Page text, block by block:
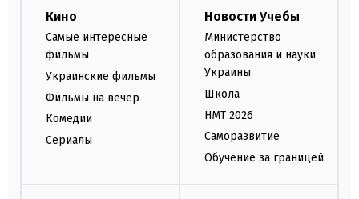
Кино
Самые интересные
фильмы
Украинские фильмы
Фильмы на вечер
Комедии
Сериалы
Новости Учебы
Министерство
образования и науки
Украины
Школа
НМТ 2026
Саморазвитие
Обучение за границей